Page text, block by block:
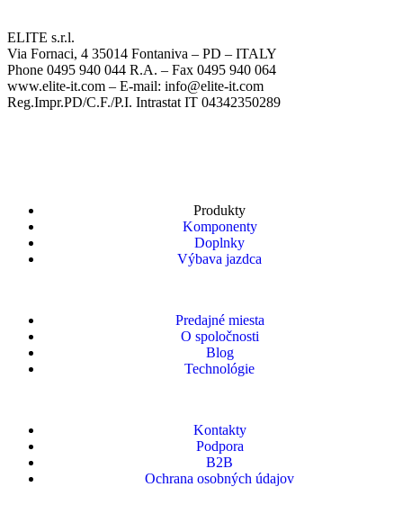
ELITE s.r.l.
Via Fornaci, 4 35014 Fontaniva – PD – ITALY
Phone 0495 940 044 R.A. – Fax 0495 940 064
www.elite-it.com – E-mail: info@elite-it.com
Reg.Impr.PD/C.F./P.I. Intrastat IT 04342350289
Produkty
Komponenty
Doplnky
Výbava jazdca
Predajné miesta
O spoločnosti
Blog
Technológie
Kontakty
Podpora
B2B
Ochrana osobných údajov